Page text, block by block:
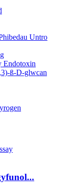
Untro
ß-D-glwcan